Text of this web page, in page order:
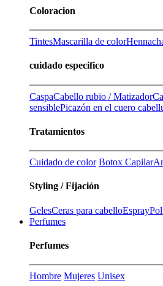
Coloracion
TintesMascarilla de colorHenna
cuidado especifico
CaspaCabello rubio / Matizador
sensiblePicazón en el cuero
Tratamientos
Cuidado de color Botox Capilar
Styling / Fijación
GelesCeras para cabelloEspray
Perfumes
Perfumes
Hombre Mujeres Unisex